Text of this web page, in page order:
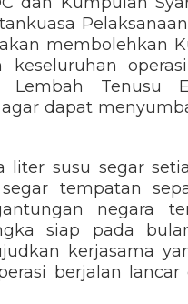
membolehkan
Tenusu
dapat
liter susu segar
tempatan
negara
siap pada
kerjasama
berjalan